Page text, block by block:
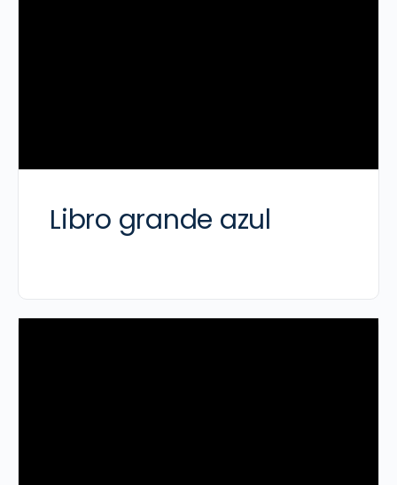
Libro grande azul